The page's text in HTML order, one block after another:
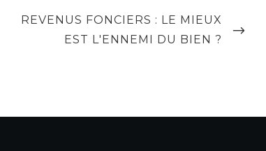
NEXT
REVENUS FONCIERS : LE MIEUX
EST L'ENNEMI DU BIEN ?